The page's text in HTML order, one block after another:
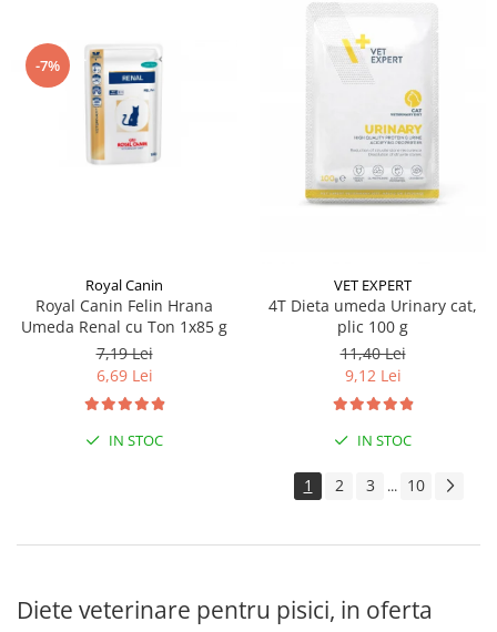
-7%
Royal Canin
Royal Canin Felin Hrana
Umeda Renal cu Ton 1x85 g
7,19 Lei
6,69 Lei
IN STOC
VET EXPERT
4T Dieta umeda Urinary cat,
plic 100 g
11,40 Lei
9,12 Lei
IN STOC
1 2 3 ... 10
Diete veterinare pentru pisici, in oferta